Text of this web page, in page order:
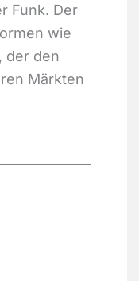
Funk. Der
wie
der den
Märkten